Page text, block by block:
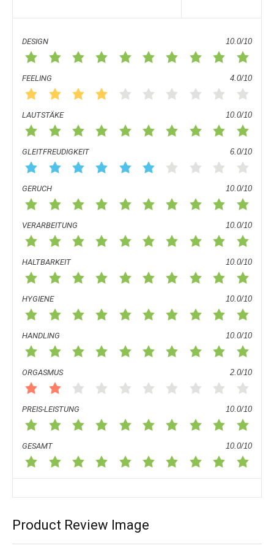
DESIGN 10.0/10
FEELING 4.0/10
LAUTSTÄKE 10.0/10
GLEITFREUDIGKEIT 6.0/10
GERUCH 10.0/10
VERARBEITUNG 10.0/10
HALTBARKEIT 10.0/10
HYGIENE 10.0/10
HANDLING 10.0/10
ORGASMUS 2.0/10
PREIS-LEISTUNG 10.0/10
GESAMT 10.0/10
Product Review Image